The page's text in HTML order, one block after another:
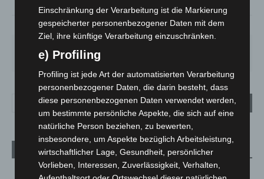
51% 1.8m/s 2%
21° 34°
Aktuelle Beiträge
Kunst trifft Weingenuss: Barbara-Susann Mehring zeigt ihre
Einschränkung der Verarbeitung ist die Markierung
gespeicherter personenbezogener Daten mit dem
Ziel, ihre künftige Verarbeitung einzuschränken.
e) Profiling
Profiling ist jede Art der automatisierten Verarbeitung
personenbezogener Daten, die darin besteht, dass
diese personenbezogenen Daten verwendet werden,
um bestimmte persönliche Aspekte, die sich auf eine
natürliche Person beziehen, zu bewerten,
insbesondere, um Aspekte bezüglich Arbeitsleistung,
wirtschaftlicher Lage, Gesundheit, persönlicher
Vorlieben, Interessen, Zuverlässigkeit, Verhalten,